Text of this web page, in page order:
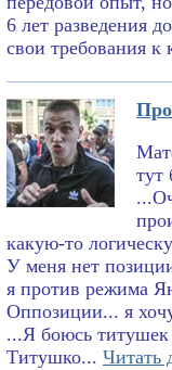
6 лет разведения
свои требования к
тут
какую-то
У меня нет
я против режима
Оппозиции... я
...Я боюсь
Титушко... Читать